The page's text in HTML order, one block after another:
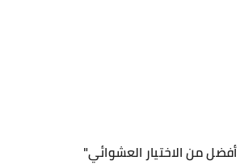
من الاختيار العشوائي"